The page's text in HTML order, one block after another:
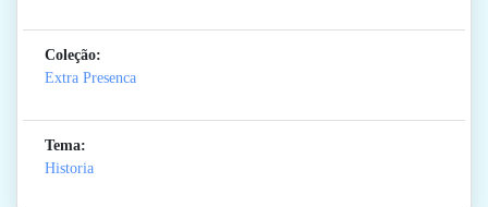
Coleção:
Extra Presenca
Tema:
Historia